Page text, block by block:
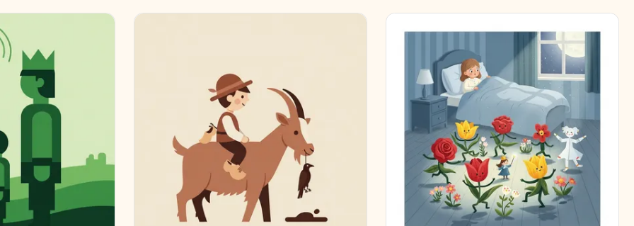
är?
räknas. En vacker, vemodig klassiker.
försvinner spårlöst, gräshoppan retar